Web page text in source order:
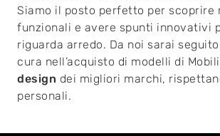
Siamo il posto perfetto per scoprire
funzionali e avere spunti innovativi
riguarda arredo. Da noi sarai
cura nell’acquisto di modelli di
design dei migliori marchi,
personali.